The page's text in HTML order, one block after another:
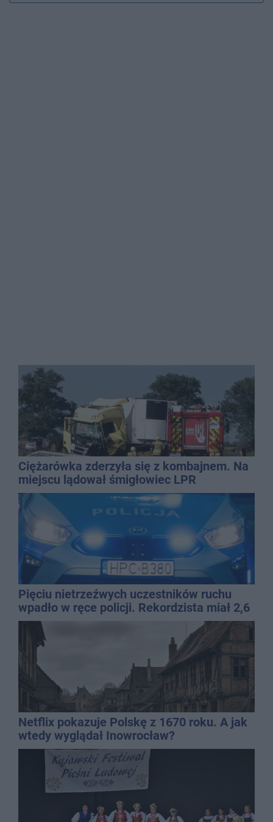
Ciężarówka zderzyła się z kombajnem. Na
miejscu lądował śmigłowiec LPR
Pięciu nietrzeźwych uczestników ruchu
wpadło w ręce policji. Rekordzista miał 2,6
promila
Netflix pokazuje Polskę z 1670 roku. A jak
wtedy wyglądał Inowrocław?